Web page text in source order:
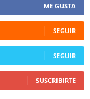
ME GUSTA
SEGUIR
SEGUIR
SUSCRIBIRTE